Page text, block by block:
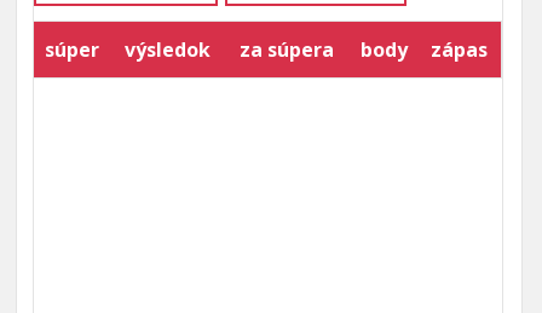
súper výsledok za súpera body zápas